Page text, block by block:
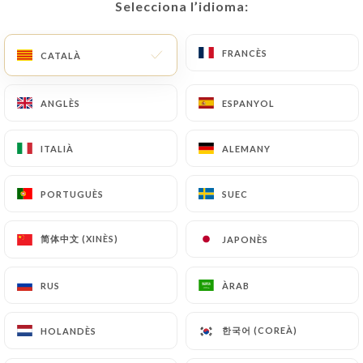
Selecciona l’idioma:
CATALÀ FRANCÈS
ANGLÈS ESPANYOL
ITALIÀ ALEMANY
PORTUGUÈS SUEC
简体中文 (XINÈS) JAPONÈS
RUS ÀRAB
HOLANDÈS 한국어 (COREÀ)
INICI/CONTACTAR
Le Xaintrailles
Selecciona l’idioma:
CATALÀ FRANCÈS
ANGLÈS ESPANYOL
ITALIÀ ALEMANY
PORTUGUÈS SUEC
简体中文 (XINÈS) JAPONÈS
RUS ÀRAB
HOLANDÈS 한국어 (COREÀ)